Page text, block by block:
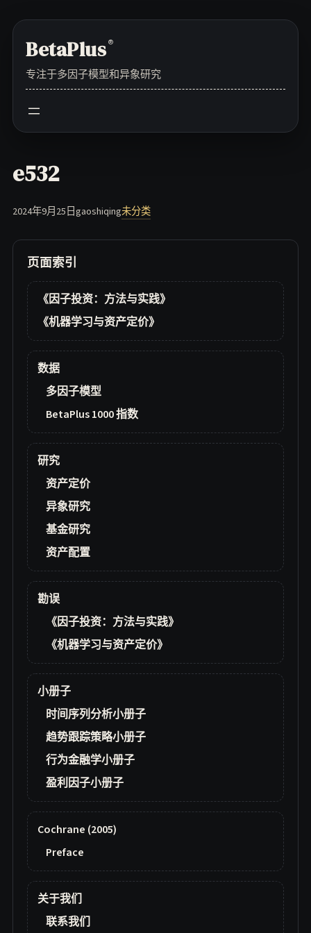
contentBetaPlus®
专注于多因子模型和异象研究
e532
2024年9月25日gaoshiqing未分类
页面索引
《因子投资：方法与实践》
《机器学习与资产定价》
数据
多因子模型
BetaPlus 1000 指数
研究
资产定价
异象研究
基金研究
资产配置
勘误
《因子投资：方法与实践》
《机器学习与资产定价》
小册子
时间序列分析小册子
趋势跟踪策略小册子
行为金融学小册子
盈利因子小册子
Cochrane (2005)
Preface
关于我们
联系我们